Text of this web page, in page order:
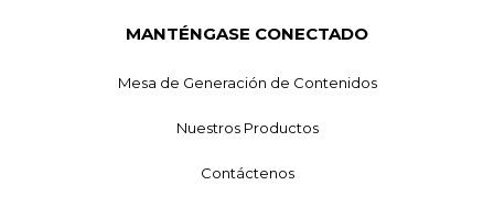
MANTÉNGASE CONECTADO
Mesa de Generación de Contenidos
Nuestros Productos
Contáctenos